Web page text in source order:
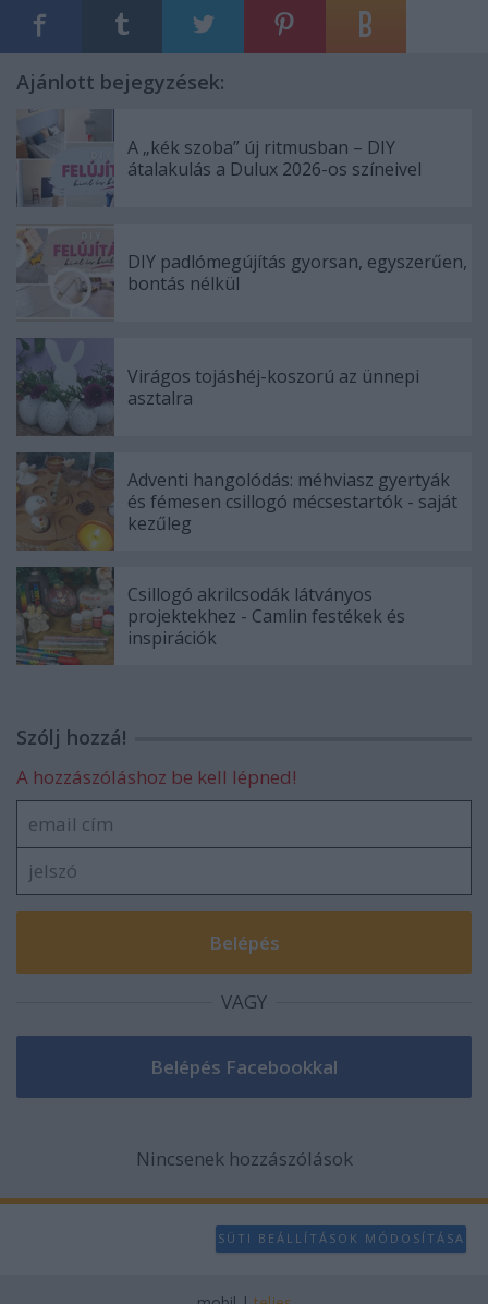
Ajánlott bejegyzések:
A „kék szoba” új ritmusban – DIY
átalakulás a Dulux 2026-os színeivel
DIY padlómegújítás gyorsan, egyszerűen,
bontás nélkül
Virágos tojáshéj-koszorú az ünnepi
asztalra
Adventi hangolódás: méhviasz gyertyák
és fémesen csillogó mécsestartók - saját
kezűleg
Csillogó akrilcsodák látványos
projektekhez - Camlin festékek és
inspirációk
Szólj hozzá!
A hozzászóláshoz be kell lépned!
VAGY
Nincsenek hozzászólások
SÜTI BEÁLLÍTÁSOK MÓDOSÍTÁSA